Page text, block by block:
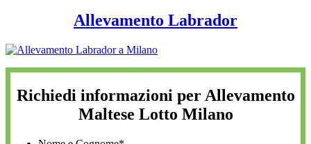
Allevamento Labrador
Richiedi informazioni per Allevamento
Maltese Lotto Milano